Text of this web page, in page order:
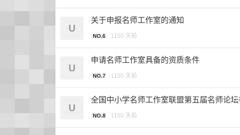
U
关于申报名师工作室的通知
NO.6 1150 天前
U
申请名师工作室具备的资质条件
NO.7 1150 天前
U
全国中小学名师工作室联盟第五届名师论
NO.8 1150 天前